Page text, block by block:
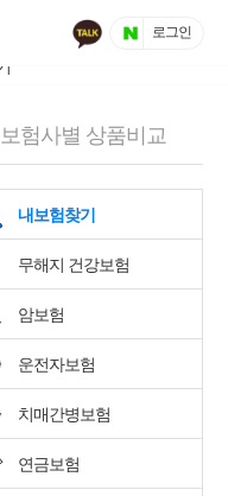
로그인
보험사별 상품비교
내보험찾기
무해지 건강보험
암보험
운전자보험
치매간병보험
연금보험